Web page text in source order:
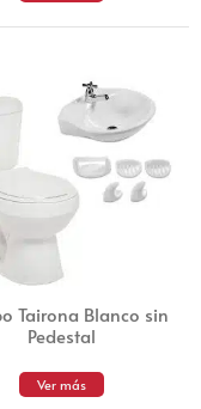
Tairona Blanco sin
Pedestal
Ver más